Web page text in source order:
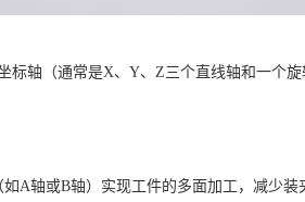
标轴（通常是X、Y、Z三个直线轴和一个
A轴或B轴）实现工件的多面加工，减少装